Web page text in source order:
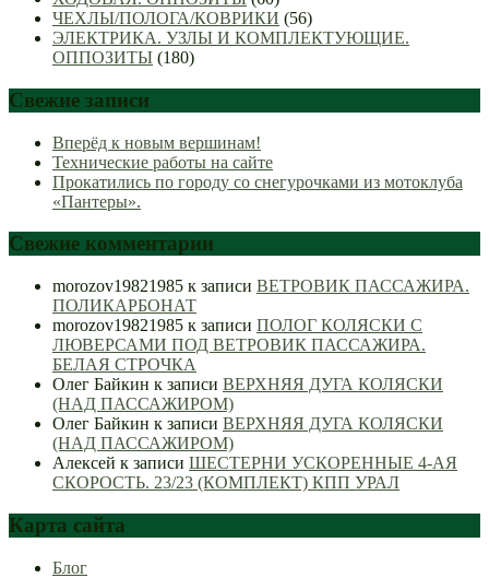
ЧЕХЛЫ/ПОЛОГА/КОВРИКИ (56)
ЭЛЕКТРИКА. УЗЛЫ И КОМПЛЕКТУЮЩИЕ.
ОППОЗИТЫ (180)
Свежие записи
Вперёд к новым вершинам!
Технические работы на сайте
Прокатились по городу со снегурочками из мотоклуба
«Пантеры».
Свежие комментарии
morozov19821985 к записи ВЕТРОВИК ПАССАЖИРА.
ПОЛИКАРБОНАТ
morozov19821985 к записи ПОЛОГ КОЛЯСКИ С
ЛЮВЕРСАМИ ПОД ВЕТРОВИК ПАССАЖИРА.
БЕЛАЯ СТРОЧКА
Олег Байкин к записи ВЕРХНЯЯ ДУГА КОЛЯСКИ
(НАД ПАССАЖИРОМ)
Олег Байкин к записи ВЕРХНЯЯ ДУГА КОЛЯСКИ
(НАД ПАССАЖИРОМ)
Алексей к записи ШЕСТЕРНИ УСКОРЕННЫЕ 4-АЯ
СКОРОСТЬ. 23/23 (КОМПЛЕКТ) КПП УРАЛ
Карта сайта
Блог